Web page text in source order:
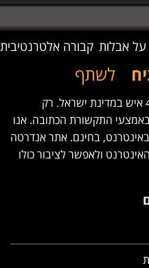
על אבלות קבורה אלטרנטיבית
לשתף
מדי שנה הולכים לעולמם כ-40,000 איש במדינת ישראל. רק
התקשורת הכתובה. אנו
בחינם. אתר אנדרטה
ולאפשר לציבור כולו